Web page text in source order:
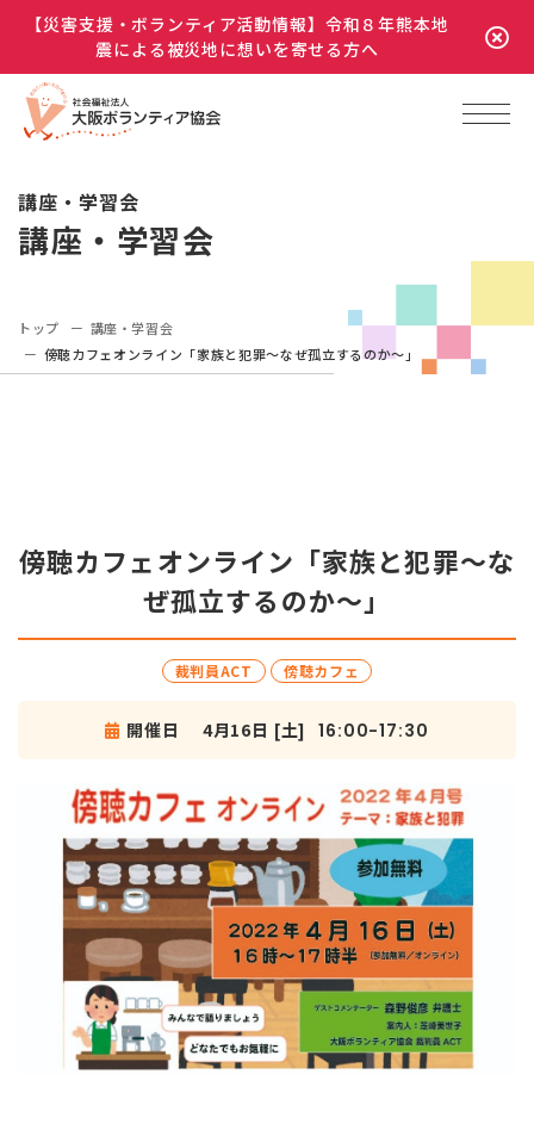
【災害支援・ボランティア活動情報】令和８年熊本地
震による被災地に想いを寄せる方へ
講座・学習会
講座・学習会
トップ
講座・学習会
傍聴カフェオンライン「家族と犯罪～なぜ孤立するのか～」
傍聴カフェオンライン「家族と犯罪～な
ぜ孤立するのか～」
裁判員ACT 傍聴カフェ
開催日 4月16日 [土] 16:00-17:30